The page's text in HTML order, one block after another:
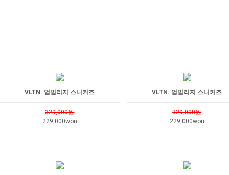
VLTN. 업빌리지 스니커즈
329,000원
229,000won
VLTN. 업빌리지 스니커즈
329,000원
229,000won